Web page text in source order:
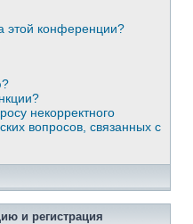
этой конференции?
некорректного
вопросов, связанных с
и регистрация